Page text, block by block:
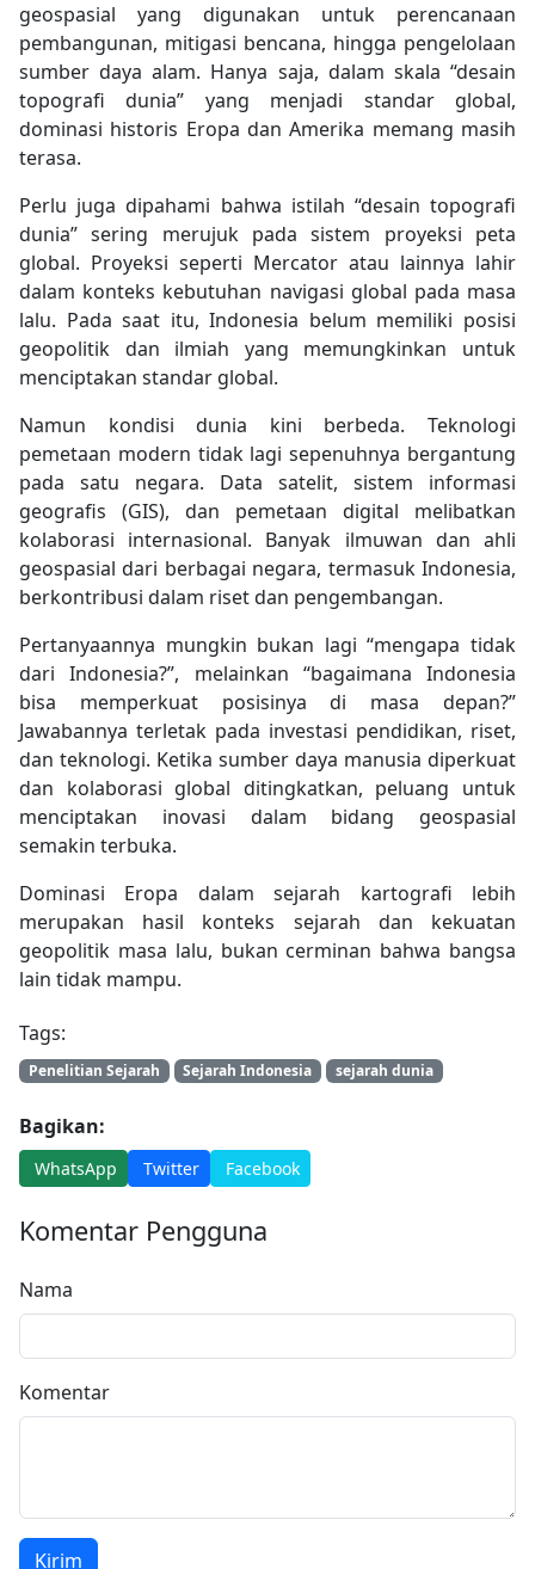
geospasial yang digunakan untuk perencanaan
pembangunan, mitigasi bencana, hingga pengelolaan
sumber daya alam. Hanya saja, dalam skala “desain
topografi dunia” yang menjadi standar global,
dominasi historis Eropa dan Amerika memang masih
terasa.
Perlu juga dipahami bahwa istilah “desain topografi
dunia” sering merujuk pada sistem proyeksi peta
global. Proyeksi seperti Mercator atau lainnya lahir
dalam konteks kebutuhan navigasi global pada masa
lalu. Pada saat itu, Indonesia belum memiliki posisi
geopolitik dan ilmiah yang memungkinkan untuk
menciptakan standar global.
Namun kondisi dunia kini berbeda. Teknologi
pemetaan modern tidak lagi sepenuhnya bergantung
pada satu negara. Data satelit, sistem informasi
geografis (GIS), dan pemetaan digital melibatkan
kolaborasi internasional. Banyak ilmuwan dan ahli
geospasial dari berbagai negara, termasuk Indonesia,
berkontribusi dalam riset dan pengembangan.
Pertanyaannya mungkin bukan lagi “mengapa tidak
dari Indonesia?”, melainkan “bagaimana Indonesia
bisa memperkuat posisinya di masa depan?”
Jawabannya terletak pada investasi pendidikan, riset,
dan teknologi. Ketika sumber daya manusia diperkuat
dan kolaborasi global ditingkatkan, peluang untuk
menciptakan inovasi dalam bidang geospasial
semakin terbuka.
Dominasi Eropa dalam sejarah kartografi lebih
merupakan hasil konteks sejarah dan kekuatan
geopolitik masa lalu, bukan cerminan bahwa bangsa
lain tidak mampu.
Tags:
Penelitian Sejarah Sejarah Indonesia sejarah dunia
Bagikan:
WhatsApp Twitter Facebook
Komentar Pengguna
Nama
Komentar
Kirim